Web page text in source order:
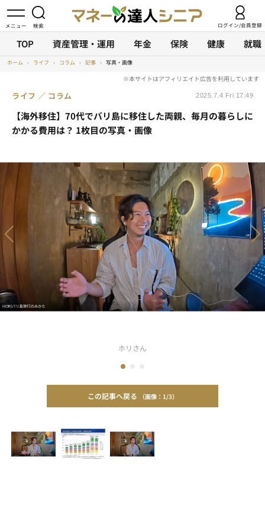
ログイン/会員登録
TOP 資産管理・運用 年金 保険 健康 就職
ホーム › ライフ › コラム › 記事 › 写真・画像
【海外移住】70代でバリ島に移住した両親、毎月の暮らしに
かかる費用は？ 1枚目の写真・画像
ライフ コラム 2025.7.4 Fri 17:49
ホリさん
この記事へ戻る 1/3